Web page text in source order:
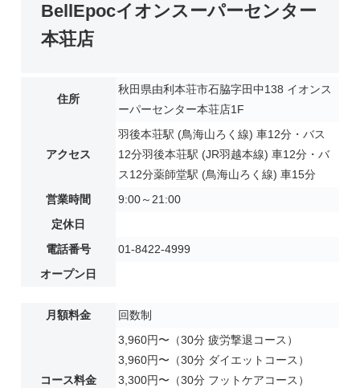
BellEpocイオンスーパーセンター
本荘店
住所
秋田県由利本荘市石脇字田中138 イオンス
ーパーセンター本荘店1F
アクセス
羽後本荘駅 (鳥海山ろく線) 車12分・バス
12分羽後本荘駅 (JR羽越本線) 車12分・バ
ス12分薬師堂駅 (鳥海山ろく線) 車15分
営業時間
9:00～21:00
定休日
電話番号
01-8422-4999
オープン日
月額料金 回数制
コース料金
3,960円〜（30分 疲労撃退コース）
3,960円〜（30分 ダイエットコース）
3,300円〜（30分 フットケアコース）